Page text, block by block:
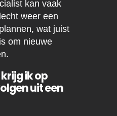
kan vaak
weer een
wat juist
om nieuwe
ik op
uit een